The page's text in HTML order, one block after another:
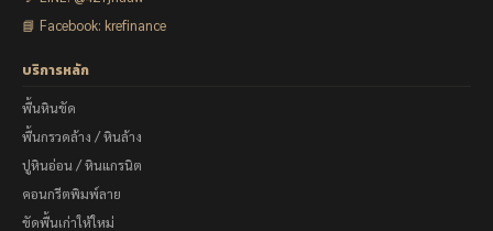
📘 Facebook: krefinance
บริการหลัก
พื้นหินขัด
พื้นกรวดล้าง / หินล้าง
ปูหินอ่อน / หินแกรนิต
คอนกรีตพิมพ์ลาย
ขัดพื้นเก่าให้ใหม่